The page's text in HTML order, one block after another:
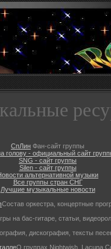
СпЛин Фан-сайт группы
голову - официальный сайт
SNG - сайт группы
Silen - сайт группы
альтернативной музыки
Все группы стран СНГ
Лучшие музыкальные новости
Состав оркестра, концертные
на бас-гитаре, статьи,
дискография, тексты
О группах Nightwish, Lacuna